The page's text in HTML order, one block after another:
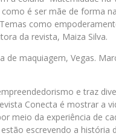
é ser mãe de forma
como
da revista, Maiza Silva.
de maquiagem, Vegas.
e traz
Conecta é mostrar a
meio da experiência de
escrevendo a história